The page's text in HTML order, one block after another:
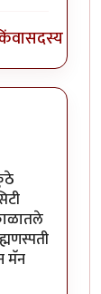
सदस्य व्हा
मॅन